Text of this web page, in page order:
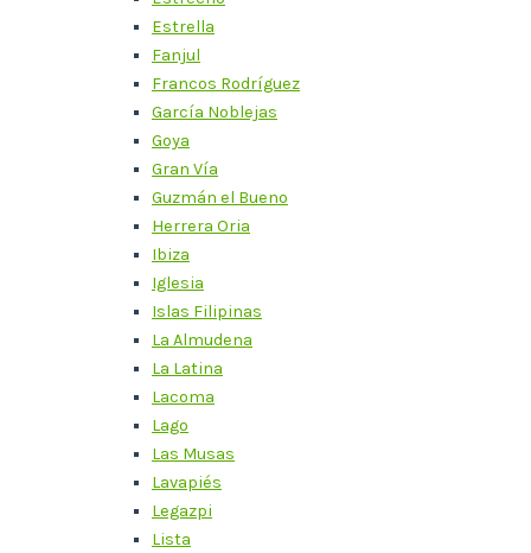
Estrella
Fanjul
Francos Rodríguez
García Noblejas
Goya
Gran Vía
Guzmán el Bueno
Herrera Oria
Ibiza
Iglesia
Islas Filipinas
La Almudena
La Latina
Lacoma
Lago
Las Musas
Lavapiés
Legazpi
Lista